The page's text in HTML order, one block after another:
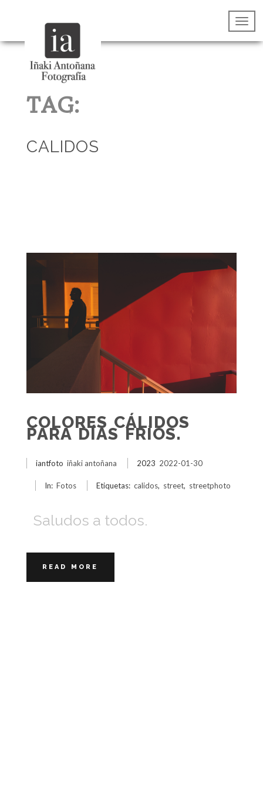
TAG:
CALIDOS
COLORES CÁLIDOS
PARA DÍAS FRÍOS.
iantfoto iñaki antoñana 2023 2022-01-30
In: Fotos Etiquetas: calidos, street, streetphoto
Saludos a todos.
READ MORE